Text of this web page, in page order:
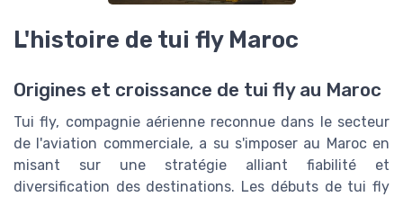
L'histoire de tui fly Maroc
Origines et croissance de tui fly au Maroc
Tui fly, compagnie aérienne reconnue dans le secteur
de l'aviation commerciale, a su s'imposer au Maroc en
misant sur une stratégie alliant fiabilité et
diversification des destinations. Les débuts de tui fly